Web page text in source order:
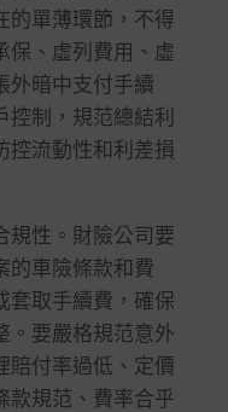
的單薄環節，不得
保、虛列費用、虛
外暗中支付手續
制，規范總結利
控流動性和利差損
性。財險公司要
的車險條款和費
套取手續費，確保
。要嚴格規范意外
賠付率過低、定價
款規范、費率合乎